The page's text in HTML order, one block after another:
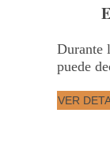
Durante
puede
VER